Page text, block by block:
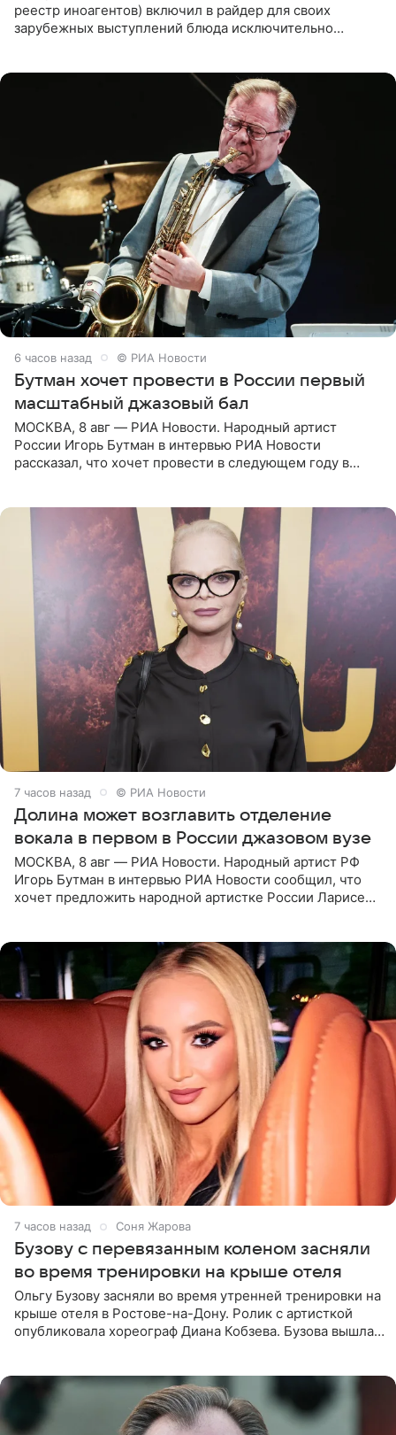
реестр иноагентов) включил в райдер для своих
зарубежных выступлений блюда исключительно
6 часов назад © РИА Новости
Бутман хочет провести в России первый
масштабный джазовый бал
МОСКВА, 8 авг — РИА Новости. Народный артист
России Игорь Бутман в интервью РИА Новости
рассказал, что хочет провести в следующем году в
7 часов назад © РИА Новости
Долина может возглавить отделение
вокала в первом в России джазовом вузе
МОСКВА, 8 авг — РИА Новости. Народный артист РФ
Игорь Бутман в интервью РИА Новости сообщил, что
хочет предложить народной артистке России Ларисе
7 часов назад Соня Жарова
Бузову с перевязанным коленом засняли
во время тренировки на крыше отеля
Ольгу Бузову засняли во время утренней тренировки на
крыше отеля в Ростове-на-Дону. Ролик с артисткой
опубликовала хореограф Диана Кобзева. Бузова вышла